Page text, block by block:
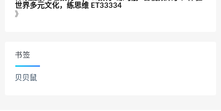
世界多元文化，练思维 ET33334
》
书签
贝贝鼠